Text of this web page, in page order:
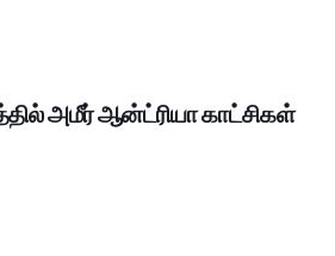
அமீர் ஆன்ட்ரியா காட்சிகள்